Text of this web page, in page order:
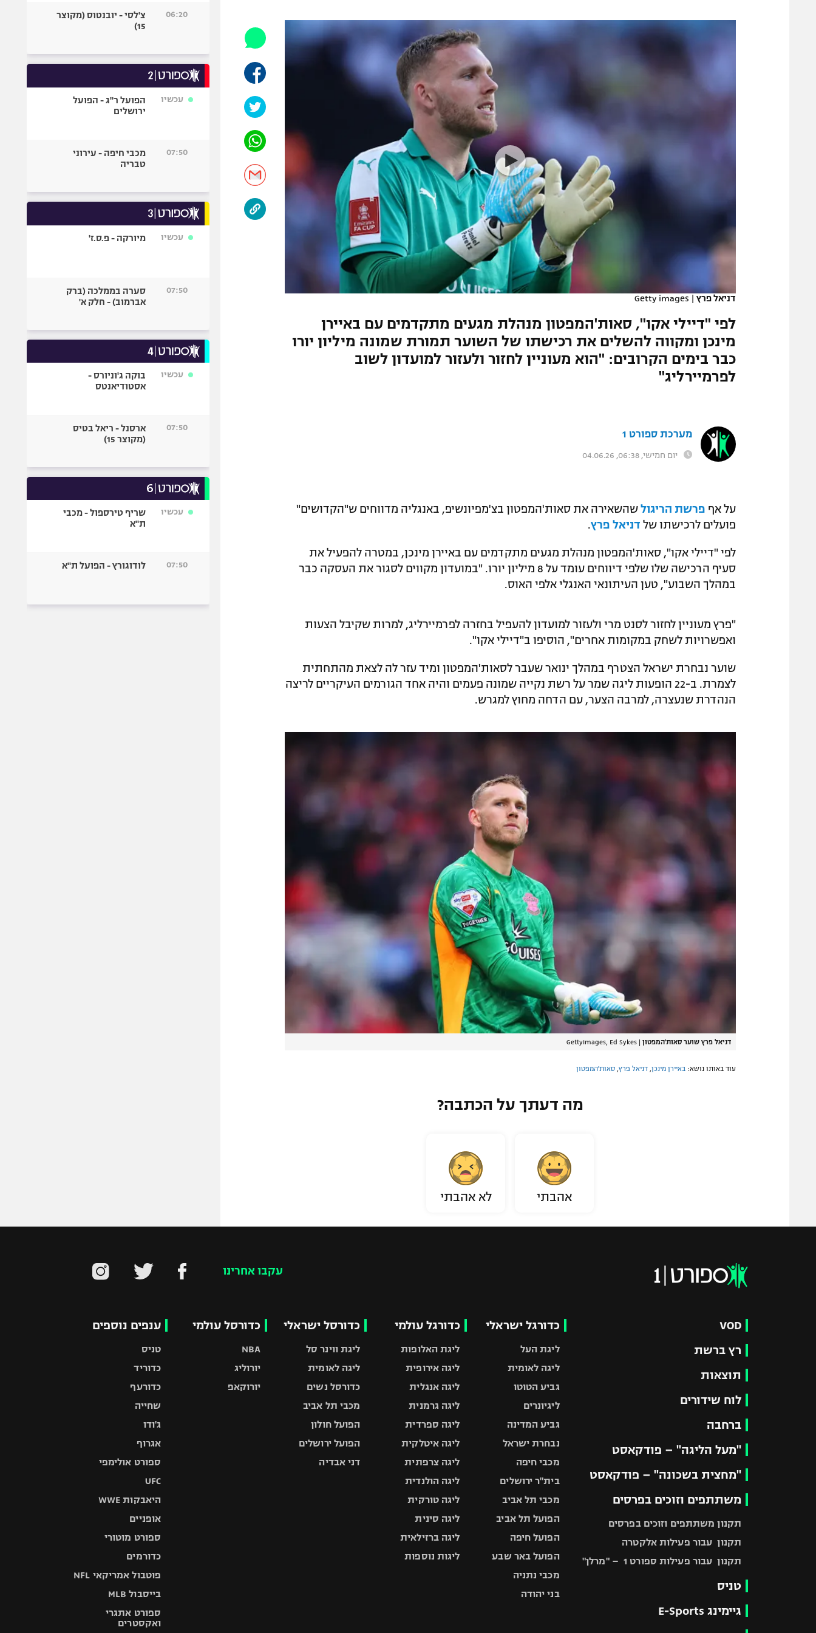
תקנון משתתפים וזוכים בפרסים
תקנון עבור פעילות אלקטרה
רשיון להקרנה פומבית לבית עסק
לוח דרושים – ג'ובנט
הפועל תל אביב
הפועל חיפה
ליגה סינית
ליגה ברזילאית
ליגות נוספות
אופניים
כדורמים
פוטבול אמריקאי NFL
בייסבול MLB
ספורט אתגרי
גיימינג E-Sports
דניאל פרץ |
Getty images
לפי "דיילי אקו", סאות'המפטון מנהלת מגעים מתקדמים עם באיירן
מינכן ומקווה להשלים את רכישתו של השוער תמורת שמונה מיליון יורו
כבר בימים הקרובים: "הוא מעוניין לחזור ולעזור למועדון לשוב
לפרמיירליג"
מערכת ספורט 1
יום חמישי, 06:38, 04.06.26
על אף פרשת הריגול שהשאירה את סאות'המפטון בצ'מפיונשיפ, באנגליה מדווחים ש"הקדושים"
פועלים לרכישתו של דניאל פרץ.
לפי "דיילי אקו", סאות'המפטון מנהלת מגעים מתקדמים עם באיירן מינכן, במטרה להפעיל את
סעיף הרכישה שלו שלפי דיווחים עומד על 8 מיליון יורו. "במועדון מקווים לסגור את העסקה כבר
במהלך השבוע", טען העיתונאי האנגלי אלפי האוס.
"פרץ מעוניין לחזור לסנט מרי ולעזור למועדון להעפיל בחזרה לפרמיירליג, למרות שקיבל הצעות
ואפשרויות לשחק במקומות אחרים", הוסיפו ב"דיילי אקו".
שוער נבחרת ישראל הצטרף במהלך ינואר שעבר לסאות'המפטון ומיד עזר לה לצאת מהתחתית
לצמרת. ב-22 הופעות ליגה שמר על רשת נקייה שמונה פעמים והיה אחד הגורמים העיקריים לריצה
הנהדרת שנעצרה, למרבה הצער, עם הדחה מחוץ למגרש.
דניאל פרץ שוער סאות'המפטון |
GettyImages, Ed Sykes
עוד באותו נושא: באיירן מינכן דניאל פרץ סאות'המפטון
מה דעתך על הכתבה?
אהבתי לא אהבתי
06:20
צ'לסי - יובנטוס (מקוצר
15)
עכשיו
הפועל ר"ג - הפועל
ירושלים
07:50
מכבי חיפה - עירוני
טבריה
עכשיו מיורקה - פ.ס.ז'
07:50
סערה בממלכה (ברק
אברמוב) - חלק א'
עכשיו
בוקה ג'וניורס -
אסטודיאנטס
07:50
ארסנל - ריאל בטיס
(מקוצר 15)
עכשיו
שריף טירספול - מכבי
ת"א
07:50 לודוגורץ - הפועל ת"א
עקבו אחרינו
VOD
רץ ברשת
תוצאות
לוח שידורים
ברחבה
"מעל הליגה" – פודקאסט
"מחצית בשכונה" – פודקאסט
משתתפים וזוכים בפרסים
תקנון משתתפים וזוכים בפרסים
תקנון עבור פעילות אלקטרה
תקנון עבור פעילות ספורט 1 – "מרלן"
טניס
גיימינג E-Sports
כדורגל ישראלי
ליגת העל
ליגה לאומית
גביע הטוטו
ליגיונרים
גביע המדינה
נבחרת ישראל
מכבי חיפה
בית"ר ירושלים
מכבי תל אביב
הפועל תל אביב
הפועל חיפה
הפועל באר שבע
מכבי נתניה
בני יהודה
כדורגל עולמי
ליגת האלופות
ליגה אירופית
ליגה אנגלית
ליגה גרמנית
ליגה ספרדית
ליגה איטלקית
ליגה צרפתית
ליגה הולנדית
ליגה טורקית
ליגה סינית
ליגה ברזילאית
ליגות נוספות
כדורסל ישראלי
ליגת ווינר סל
ליגה לאומית
כדורסל נשים
מכבי תל אביב
הפועל חולון
הפועל ירושלים
דני אבדיה
כדורסל עולמי
NBA
יורוליג
יורוקאפ
ענפים נוספים
טניס
כדוריד
כדורעף
שחייה
ג'ודו
אגרוף
ספורט אולימפי
UFC
היאבקות WWE
אופניים
ספורט מוטורי
כדורמים
פוטבול אמריקאי NFL
בייסבול MLB
ספורט אתגרי
ואקסטרים